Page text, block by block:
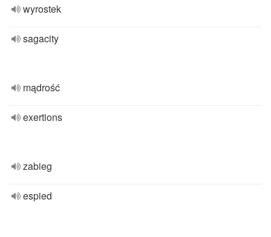
wyrostek
sagacity
mądrość
exertions
zabieg
espied